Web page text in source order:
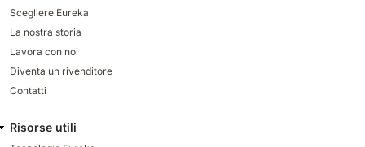
Scegliere Eureka
La nostra storia
Lavora con noi
Diventa un rivenditore
Contatti
Risorse utili